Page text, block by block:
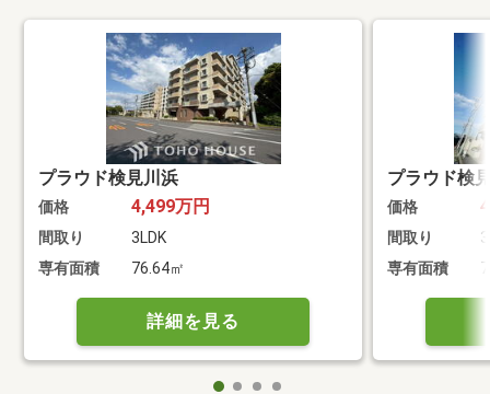
プラウド検見川浜
価格 4,499万円
間取り
3LDK
専有面積
76.64㎡
詳細を見る
プラウド検
価格
間取り
専有面積